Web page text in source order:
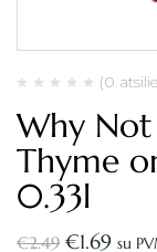
(0
Why Not
Thyme
0.33l
€2.49 €1.69 su